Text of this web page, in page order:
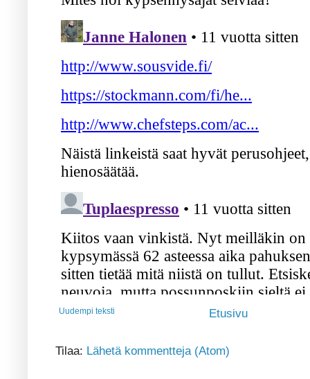
Uudempi teksti Etusivu
Tilaa: Lähetä kommentteja (Atom)